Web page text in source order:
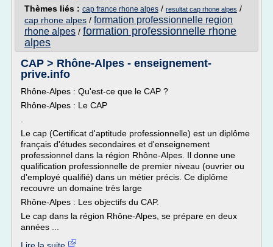
Thèmes liés : cap france rhone alpes / resultat cap rhone alpes /
cap rhone alpes / formation professionnelle region
rhone alpes / formation professionnelle rhone
alpes
CAP > Rhône-Alpes - enseignement-
prive.info
Rhône-Alpes : Qu'est-ce que le CAP ?
Rhône-Alpes : Le CAP
Le cap (Certificat d'aptitude professionnelle) est un diplôme
français d'études secondaires et d'enseignement
professionnel dans la région Rhône-Alpes. Il donne une
qualification professionnelle de premier niveau (ouvrier ou
d'employé qualifié) dans un métier précis. Ce diplôme
recouvre un domaine très large
Rhône-Alpes : Les objectifs du CAP.
Le cap dans la région Rhône-Alpes, se prépare en deux
années ...